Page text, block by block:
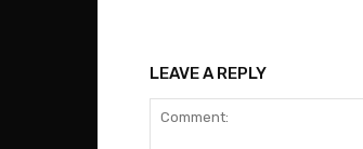
LEAVE A REPLY